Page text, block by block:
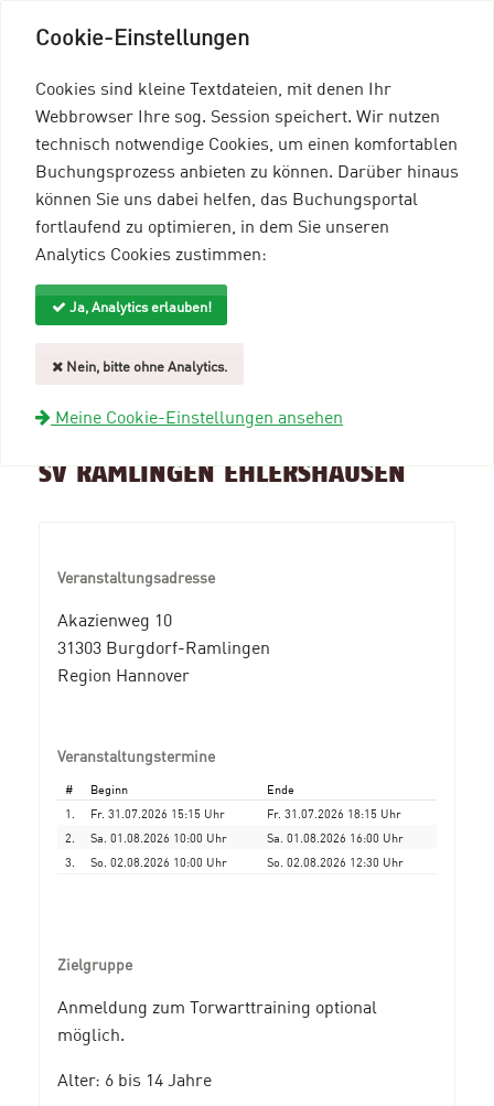
Cookie-Einstellungen
Cookies sind kleine Textdateien, mit denen Ihr
Webbrowser Ihre sog. Session speichert. Wir nutzen
technisch notwendige Cookies, um einen komfortablen
Buchungsprozess anbieten zu können. Darüber hinaus
können Sie uns dabei helfen, das Buchungsportal
fortlaufend zu optimieren, in dem Sie unseren
Analytics Cookies zustimmen:
Ja, Analytics erlauben!
Nein, bitte ohne Analytics.
Meine Cookie-Einstellungen ansehen
Menü einblenden
mein96-Profil
Anmelden
Suche und Filter
zurück zur Übersicht
SV RAMLINGEN EHLERSHAUSEN
Veranstaltungsadresse
Akazienweg 10
31303 Burgdorf-Ramlingen
Region Hannover
Veranstaltungstermine
# Beginn
Ende
1.
Fr. 31.07.2026 15:15 Uhr
Fr. 31.07.2026 18:15 Uhr
2.
Sa. 01.08.2026 10:00 Uhr
Sa. 01.08.2026 16:00 Uhr
3.
So. 02.08.2026 10:00 Uhr So. 02.08.2026 12:30 Uhr
Zielgruppe
Anmeldung zum Torwarttraining optional
möglich.
Alter: 6 bis 14 Jahre